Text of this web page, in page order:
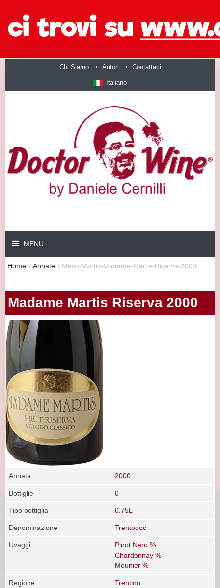
Chi Siamo Autori Contattaci
Italiano
MENU
Home / Annate / Maso-Martis-Madame-Martis-Riserva-2000
Madame Martis Riserva 2000
Annata 2000
Bottiglie 0
Tipo bottiglia 0.75L
Denominazione Trentodoc
Uvaggi
Pinot Nero %
Chardonnay %
Meunier %
Regione Trentino